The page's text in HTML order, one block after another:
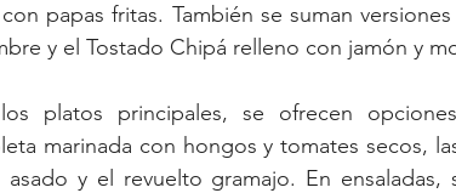
papas fritas. También se suman
y el Tostado Chipá relleno con jamón y
platos principales, se ofrecen
marinada con hongos y tomates secos,
y el revuelto gramajo. En ensaladas,